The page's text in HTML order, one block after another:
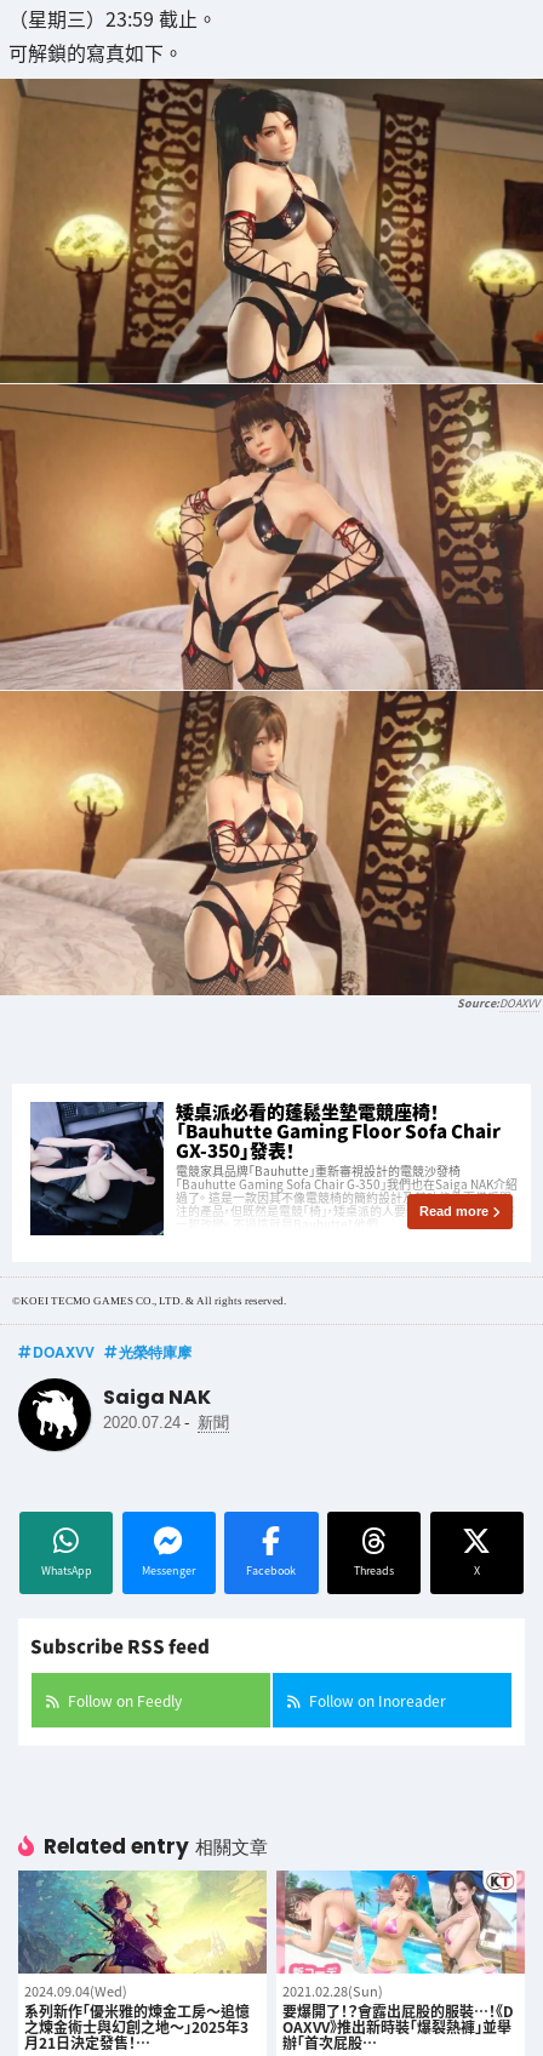
（星期三）23:59 截止。
可解鎖的寫真如下。
DOAXVV
矮桌派必看的蓬鬆坐墊電競座椅！
「Bauhutte Gaming Floor Sofa Chair
GX-350」發表！
電競家具品牌「Bauhutte」重新審視設計的電競沙發椅
「Bauhutte Gaming Sofa Chair G-350」我們也在Saiga NAK介紹
過了。 這是一款因其不像電競椅的簡約設計及其功能性而備受關
注的產品，但既然是電競「椅」，矮桌派的人要使用就必須連同環境
Read more
©KOEI TECMO GAMES CO., LTD. & All rights reserved.
DOAXVV 光榮特庫摩
Saiga NAK
2020.07.24 - 新聞
WhatsApp Messenger Facebook Threads X
Subscribe RSS feed
Follow on Feedly Follow on Inoreader
Related entry 相關文章
2024.09.04(Wed)
系列新作「優米雅的煉金工房～追憶
之煉金術士與幻創之地～」2025年3
月21日決定發售！…
2021.02.28(Sun)
要爆開了！？會露出屁股的服裝…！《D
OAXVV》推出新時裝「爆裂熱褲」並舉
辦「首次屁股…